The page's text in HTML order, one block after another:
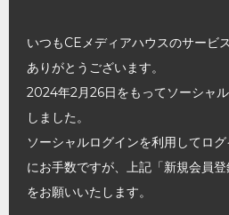
いつもCEメディアハウスのサービ
ありがとうございます。
2024年2月26日をもってソーシャ
しました。
ソーシャルログインを利用してロ
にお手数ですが、上記「新規会員
をお願いいたします。